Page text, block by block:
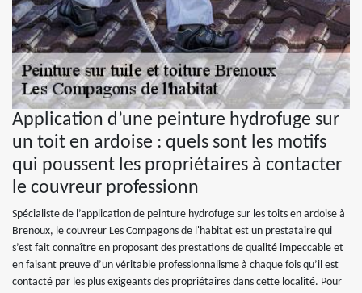
Application d’une peinture hydrofuge sur
un toit en ardoise : quels sont les motifs
qui poussent les propriétaires à contacter
le couvreur professionn
Spécialiste de l’application de peinture hydrofuge sur les toits en ardoise à
Brenoux, le couvreur Les Compagons de l'habitat est un prestataire qui
s’est fait connaître en proposant des prestations de qualité impeccable et
en faisant preuve d’un véritable professionnalisme à chaque fois qu’il est
contacté par les plus exigeants des propriétaires dans cette localité. Pour